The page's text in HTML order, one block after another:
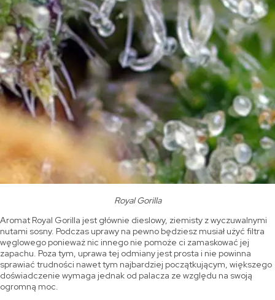
Royal Gorilla
Aromat Royal Gorilla jest głównie dieslowy, ziemisty z wyczuwalnymi
nutami sosny. Podczas uprawy na pewno będziesz musiał użyć filtra
węglowego ponieważ nic innego nie pomoże ci zamaskować jej
zapachu. Poza tym, uprawa tej odmiany jest prosta i nie powinna
sprawiać trudności nawet tym najbardziej początkującym, większego
doświadczenie wymaga jednak od palacza ze względu na swoją
ogromną moc.